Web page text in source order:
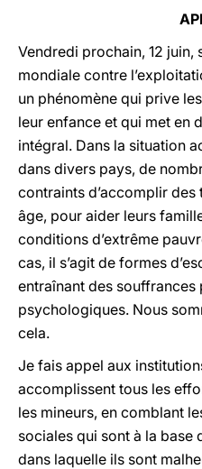
Vendredi prochain, 12 juin,
mondiale contre
un phénomène qui prive
leur enfance et qui met en
intégral. Dans la situation
dans divers pays, de
contraints d’accomplir
âge, pour aider leurs
conditions d’extrême
cas, il s’agit de formes
entraînant des souffrances
psychologiques. Nous
cela.
Je fais appel aux
accomplissent tous les
les mineurs, en comblant
sociales qui sont à la base
dans laquelle ils sont